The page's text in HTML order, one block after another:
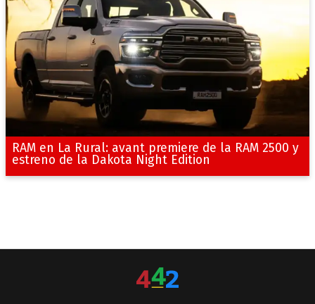
RAM en La Rural: avant premiere de la RAM 2500 y
estreno de la Dakota Night Edition